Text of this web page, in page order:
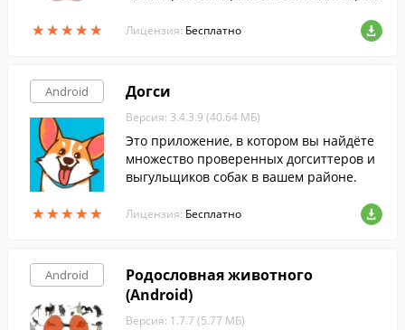
★★★★★
★★★★★
айных звуков, издаваемых котами и кош
Лицензия: Бесплатно
Android
★★★★★
★★★★★
Догси
Версия: 3.4.3.9 (40.64 МБ)
Это приложение, в котором вы найдёте
множество проверенных догситтеров и
выгульщиков собак в вашем районе.
Лицензия: Бесплатно
Android
Родословная животного
(Android)
Версия: 1.7.7 (5.77 МБ)